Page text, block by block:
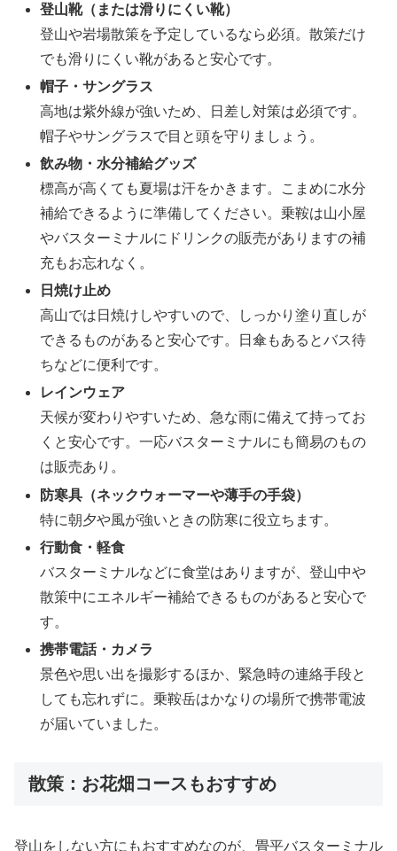
登山靴（または滑りにくい靴）
登山や岩場散策を予定しているなら必須。散策だけ
でも滑りにくい靴があると安心です。
帽子・サングラス
高地は紫外線が強いため、日差し対策は必須です。
帽子やサングラスで目と頭を守りましょう。
飲み物・水分補給グッズ
標高が高くても夏場は汗をかきます。こまめに水分
補給できるように準備してください。乗鞍は山小屋
やバスターミナルにドリンクの販売がありますの補
充もお忘れなく。
日焼け止め
高山では日焼けしやすいので、しっかり塗り直しが
できるものがあると安心です。日傘もあるとバス待
ちなどに便利です。
レインウェア
天候が変わりやすいため、急な雨に備えて持ってお
くと安心です。一応バスターミナルにも簡易のもの
は販売あり。
防寒具（ネックウォーマーや薄手の手袋）
特に朝夕や風が強いときの防寒に役立ちます。
行動食・軽食
バスターミナルなどに食堂はありますが、登山中や
散策中にエネルギー補給できるものがあると安心で
す。
携帯電話・カメラ
景色や思い出を撮影するほか、緊急時の連絡手段と
しても忘れずに。乗鞍岳はかなりの場所で携帯電波
が届いていました。
散策：お花畑コースもおすすめ
登山をしない方にもおすすめなのが、畳平バスターミナル